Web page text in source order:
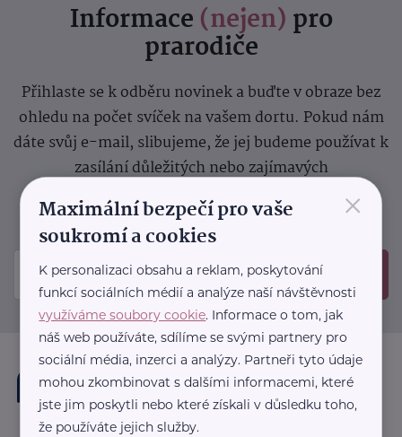
Informace (nejen) pro
prarodiče
Přihlaste se k odběru novinek a buďte v obraze bez
ohledu na počet svíček na vašem dortu. Pokud nám
dáte svůj e-mail, slibujeme, že jej budeme používat k
zasílání důležitých nebo zajímavých
Prosíme, zkontrolujte si svoji emailovou
schránku, kam jsme poslali potvrzovací e-mail.
Odeslat
×
Maximální bezpečí pro vaše
soukromí a cookies
K personalizaci obsahu a reklam, poskytování
funkcí sociálních médií a analýze naší návštěvnosti
využíváme soubory cookie. Informace o tom, jak
náš web používáte, sdílíme se svými partnery pro
sociální média, inzerci a analýzy. Partneři tyto údaje
mohou zkombinovat s dalšími informacemi, které
jste jim poskytli nebo které získali v důsledku toho,
že používáte jejich služby.